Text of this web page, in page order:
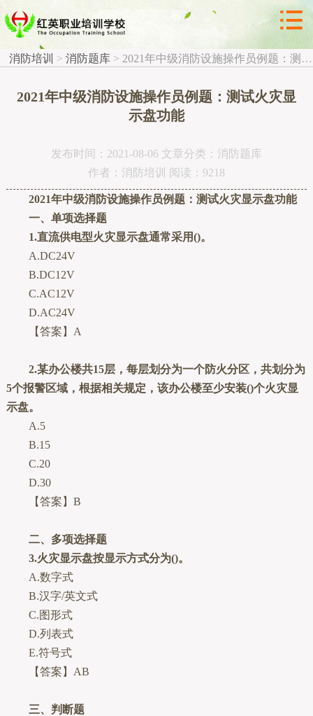

 消防题库 
消防培训 > 消防题库 > 2021年中级消防设施操作员例题：测试火灾显示盘功能
2021年中级消防设施操作员例题：测试火灾显
示盘功能
发布时间：2021-08-06 文章分类：消防题库
作者：消防培训 阅读：9218
2021年中级消防设施操作员例题：测试火灾显示盘功能
一、单项选择题
1.直流供电型火灾显示盘通常采用()。
A.DC24V
B.DC12V
C.AC12V
D.AC24V
【答案】A
2.某办公楼共15层，每层划分为一个防火分区，共划分为
5个报警区域，根据相关规定，该办公楼至少安装()个火灾显
示盘。
A.5
B.15
C.20
D.30
【答案】B
二、多项选择题
3.火灾显示盘按显示方式分为()。
A.数字式
B.汉字/英文式
C.图形式
D.列表式
E.符号式
【答案】AB
三、判断题